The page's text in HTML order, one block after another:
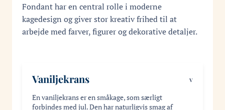
Fondant har en central rolle i moderne
kagedesign og giver stor kreativ frihed til at
arbejde med farver, figurer og dekorative detaljer.
Vaniljekrans V
En vaniljekrans er en småkage, som særligt
forbindes med jul. Den har naturligvis smag af